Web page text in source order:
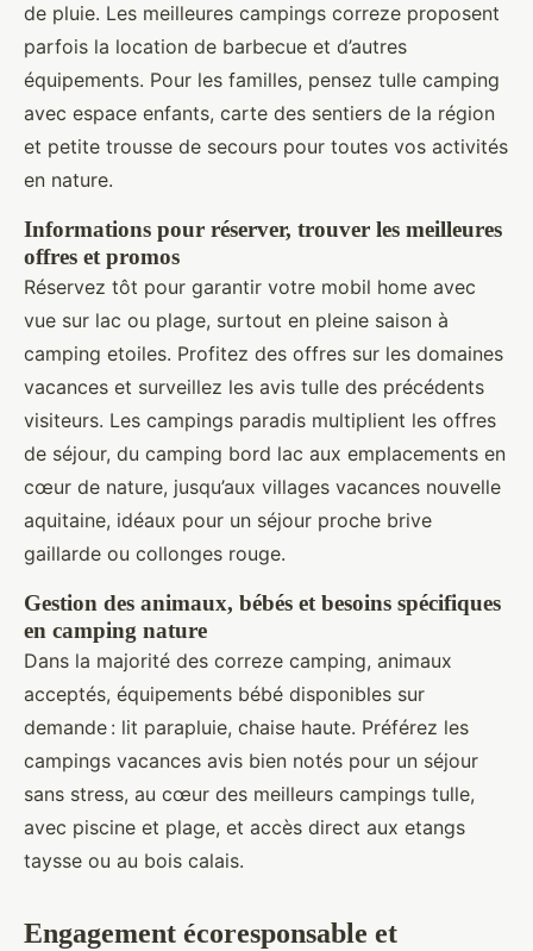
de pluie. Les meilleures campings correze proposent
parfois la location de barbecue et d’autres
équipements. Pour les familles, pensez tulle camping
avec espace enfants, carte des sentiers de la région
et petite trousse de secours pour toutes vos activités
en nature.
Informations pour réserver, trouver les meilleures
offres et promos
Réservez tôt pour garantir votre mobil home avec
vue sur lac ou plage, surtout en pleine saison à
camping etoiles. Profitez des offres sur les domaines
vacances et surveillez les avis tulle des précédents
visiteurs. Les campings paradis multiplient les offres
de séjour, du camping bord lac aux emplacements en
cœur de nature, jusqu’aux villages vacances nouvelle
aquitaine, idéaux pour un séjour proche brive
gaillarde ou collonges rouge.
Gestion des animaux, bébés et besoins spécifiques
en camping nature
Dans la majorité des correze camping, animaux
acceptés, équipements bébé disponibles sur
demande : lit parapluie, chaise haute. Préférez les
campings vacances avis bien notés pour un séjour
sans stress, au cœur des meilleurs campings tulle,
avec piscine et plage, et accès direct aux etangs
taysse ou au bois calais.
Engagement écoresponsable et